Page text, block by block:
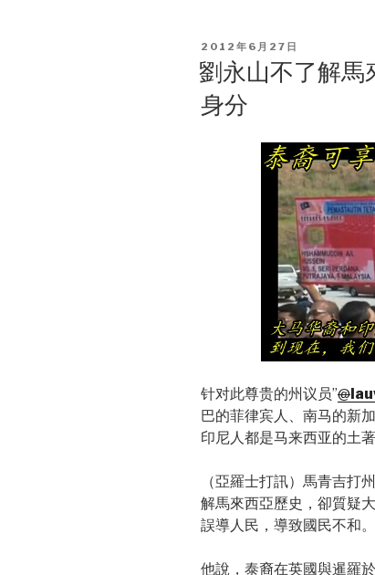
POSTED
ON
2012年6月27日
劉永山不了解馬
身分
针对此尊贵的州议员”@
巴的菲律宾人、南马的新
印尼人都是马来西亚的土
（亞羅士打訊）馬青吉打
解馬來西亞歷史，卻質疑
誤導人民，導致國民不和。
他說，泰裔在英國與暹羅